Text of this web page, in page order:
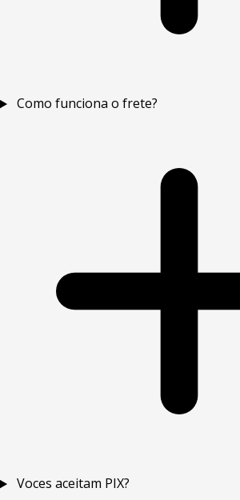
Como funciona o frete?
Voces aceitam PIX?